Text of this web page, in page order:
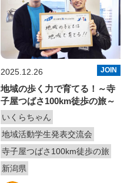
2025.12.26 JOIN
地域の歩く力で育てる！～寺
子屋つばさ100km徒歩の旅～
いくらちゃん
地域活動学生発表交流会
寺子屋つばさ100km徒歩の旅
新潟県